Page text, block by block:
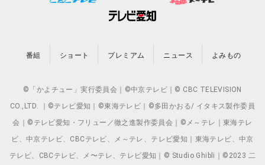
番組 ショート プレミアム ニュース よみもの
©「かよチュー」実行委員会｜©中京テレビ｜© CBC TELEVISION
CO.,LTD. ｜©テレビ愛知｜©東海テレビ｜©多田かおる/ イタキス製作委員
会｜©テレビ愛知・フリュー／徹之進製作委員会｜©メ～テレ｜東海テレ
ビ、中京テレビ、CBCテレビ、メ～テレ、テレビ愛知｜東海テレビ、中京
テレビ、CBCテレビ、メ〜テレ、テレビ愛知｜© Studio Ghibli｜©2023 二